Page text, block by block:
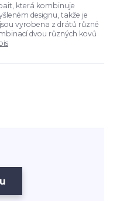
která kombinuje
designu, takže je
vyrobena z drátů různé
dvou různých kovů